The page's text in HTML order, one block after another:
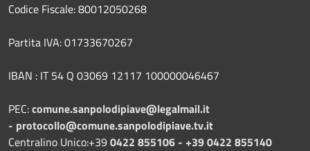
Codice Fiscale: 80012050268
Partita IVA: 01733670267
IBAN : IT 54 Q 03069 12117 100000046467
PEC:comune.sanpolodipiave@legalmail.it
- protocollo@comune.sanpolodipiave.tv.it
Centralino Unico:+39 0422 855106 - +39 0422 855140